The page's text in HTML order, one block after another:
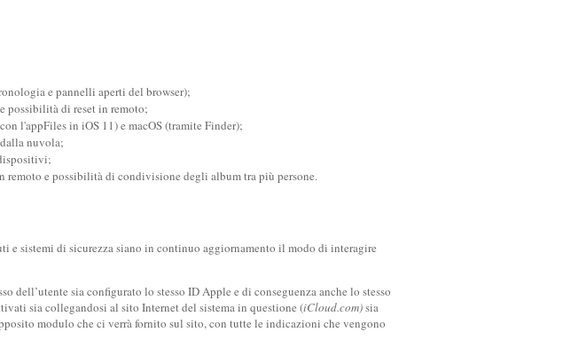
e pannelli aperti del browser);
possibilità di reset in remoto;
l'appFiles in iOS 11) e macOS (tramite Finder);
nuvola;
e possibilità di condivisione degli album tra più persone.
e sistemi di sicurezza siano in continuo aggiornamento il modo di interagire
dell’utente sia configurato lo stesso ID Apple e di conseguenza anche lo stesso
sia collegandosi al sito Internet del sistema in questione (iCloud.com)sia
modulo che ci verrà fornito sul sito, con tutte le indicazioni che vengono